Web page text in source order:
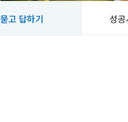
묻고 답하기 성